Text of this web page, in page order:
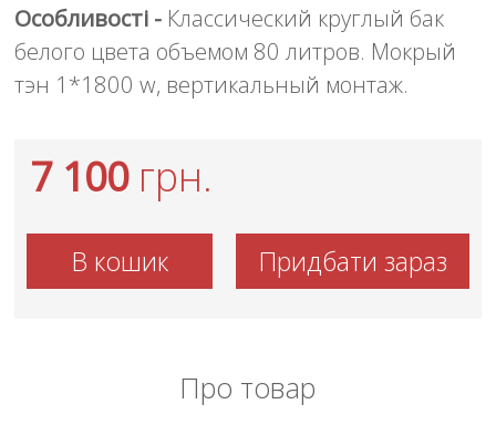
Особливості - Классический круглый бак
белого цвета объемом 80 литров. Мокрый
тэн 1*1800 w, вертикальный монтаж.
7 100грн.
В кошик Придбати зараз
Про товар